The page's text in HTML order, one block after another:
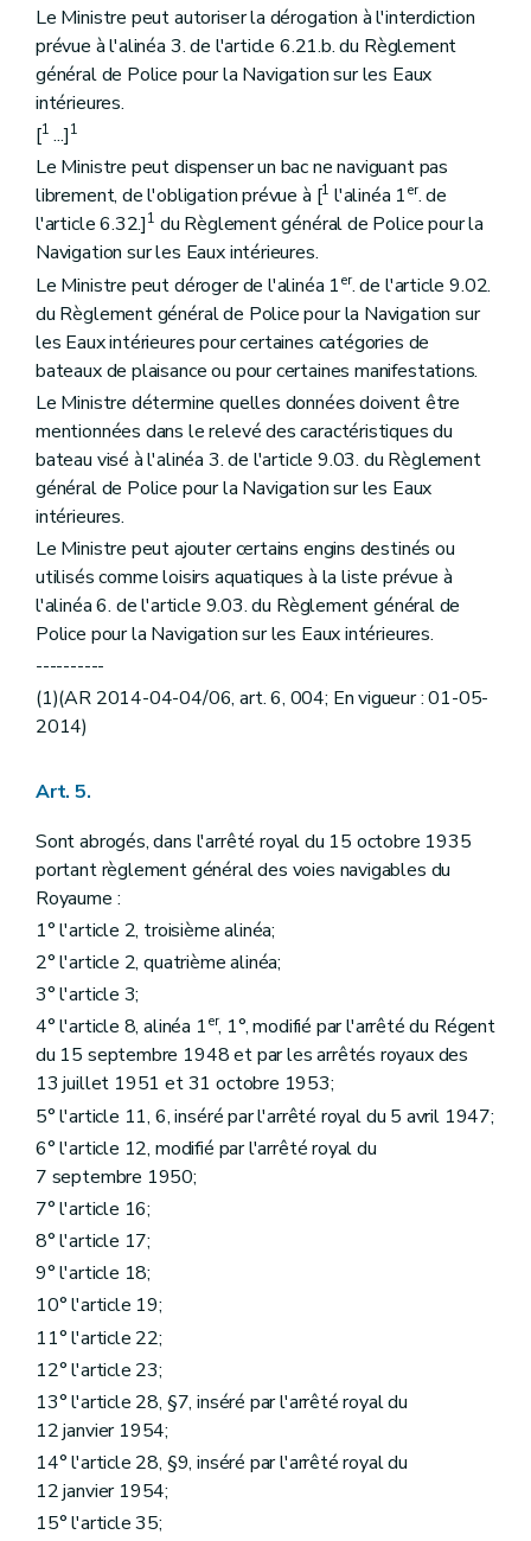
Le Ministre peut autoriser la dérogation à l'interdiction
prévue à l'alinéa 3. de l'article 6.21.b. du Règlement
général de Police pour la Navigation sur les Eaux
intérieures.
[1 ...]1
Le Ministre peut dispenser un bac ne naviguant pas
librement, de l'obligation prévue à [1 l'alinéa 1er. de
l'article 6.32.]1 du Règlement général de Police pour la
Navigation sur les Eaux intérieures.
Le Ministre peut déroger de l'alinéa 1er. de l'article 9.02.
du Règlement général de Police pour la Navigation sur
les Eaux intérieures pour certaines catégories de
bateaux de plaisance ou pour certaines manifestations.
Le Ministre détermine quelles données doivent être
mentionnées dans le relevé des caractéristiques du
bateau visé à l'alinéa 3. de l'article 9.03. du Règlement
général de Police pour la Navigation sur les Eaux
intérieures.
Le Ministre peut ajouter certains engins destinés ou
utilisés comme loisirs aquatiques à la liste prévue à
l'alinéa 6. de l'article 9.03. du Règlement général de
Police pour la Navigation sur les Eaux intérieures.
----------
(1)(AR 2014-04-04/06, art. 6, 004; En vigueur : 01-05-
2014)
Art. 5.
Sont abrogés, dans l'arrêté royal du 15 octobre 1935
portant règlement général des voies navigables du
Royaume :
1° l'article 2, troisième alinéa;
2° l'article 2, quatrième alinéa;
3° l'article 3;
4° l'article 8, alinéa 1er, 1°, modifié par l'arrêté du Régent
du 15 septembre 1948 et par les arrêtés royaux des
13 juillet 1951 et 31 octobre 1953;
5° l'article 11, 6, inséré par l'arrêté royal du 5 avril 1947;
6° l'article 12, modifié par l'arrêté royal du
7 septembre 1950;
7° l'article 16;
8° l'article 17;
9° l'article 18;
10° l'article 19;
11° l'article 22;
12° l'article 23;
13° l'article 28, §7, inséré par l'arrêté royal du
12 janvier 1954;
14° l'article 28, §9, inséré par l'arrêté royal du
12 janvier 1954;
15° l'article 35;